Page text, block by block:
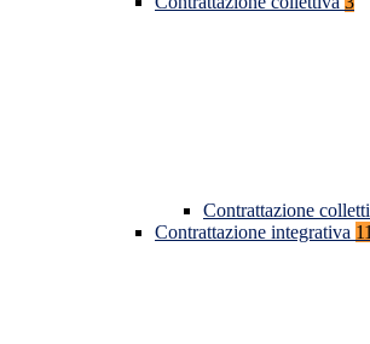
Contrattazione
Contrattazione integrativa 11